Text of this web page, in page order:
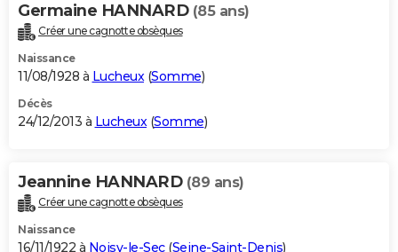
Germaine HANNARD (85 ans)
Créer une cagnotte obsèques
Naissance
11/08/1928 à Lucheux(Somme)
Décès
24/12/2013 à Lucheux(Somme)
Jeannine HANNARD (89 ans)
Créer une cagnotte obsèques
Naissance
16/11/1922 à Noisy-le-Sec(Seine-Saint-Denis)